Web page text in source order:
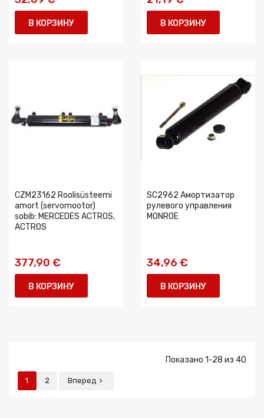
В КОРЗИНУ В КОРЗИНУ
CZM23162 Roolisüsteemi
amort (servomootor)
sobib: MERCEDES ACTROS,
ACTROS
377,90 €
В КОРЗИНУ
SC2962 Амортизатор
рулевого управления
MONROE
34,96 €
В КОРЗИНУ
Показано 1-28 из 40
1 2 Вперед 